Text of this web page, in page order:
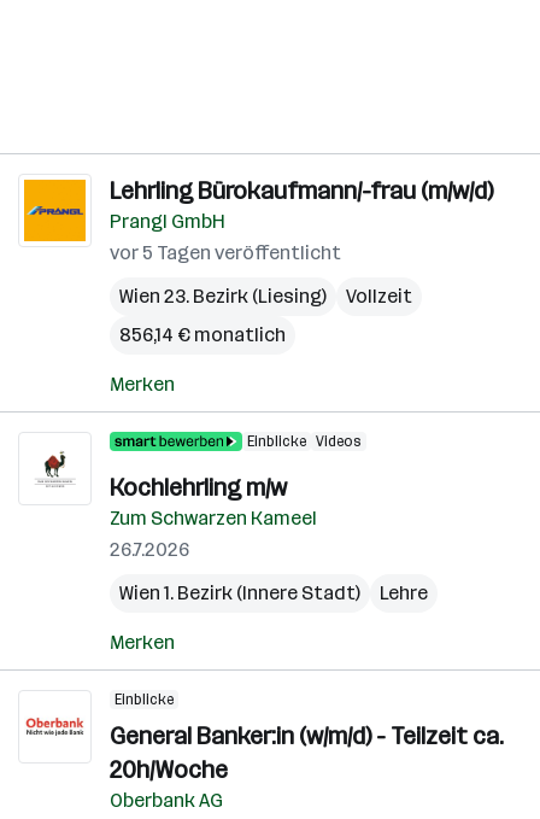
Lehrling Bürokaufmann/-frau (m/w/d)
Prangl GmbH
vor 5 Tagen veröffentlicht
Wien 23. Bezirk (Liesing)
Vollzeit
856,14 € monatlich
Merken
Einblicke Videos
Kochlehrling m/w
Zum Schwarzen Kameel
26.7.2026
Wien 1. Bezirk (Innere Stadt)
Lehre
Merken
Einblicke
General Banker:in (w/m/d) - Teilzeit ca.
20h/Woche
Oberbank AG